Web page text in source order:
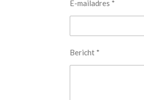
E-mailadres *
Bericht *